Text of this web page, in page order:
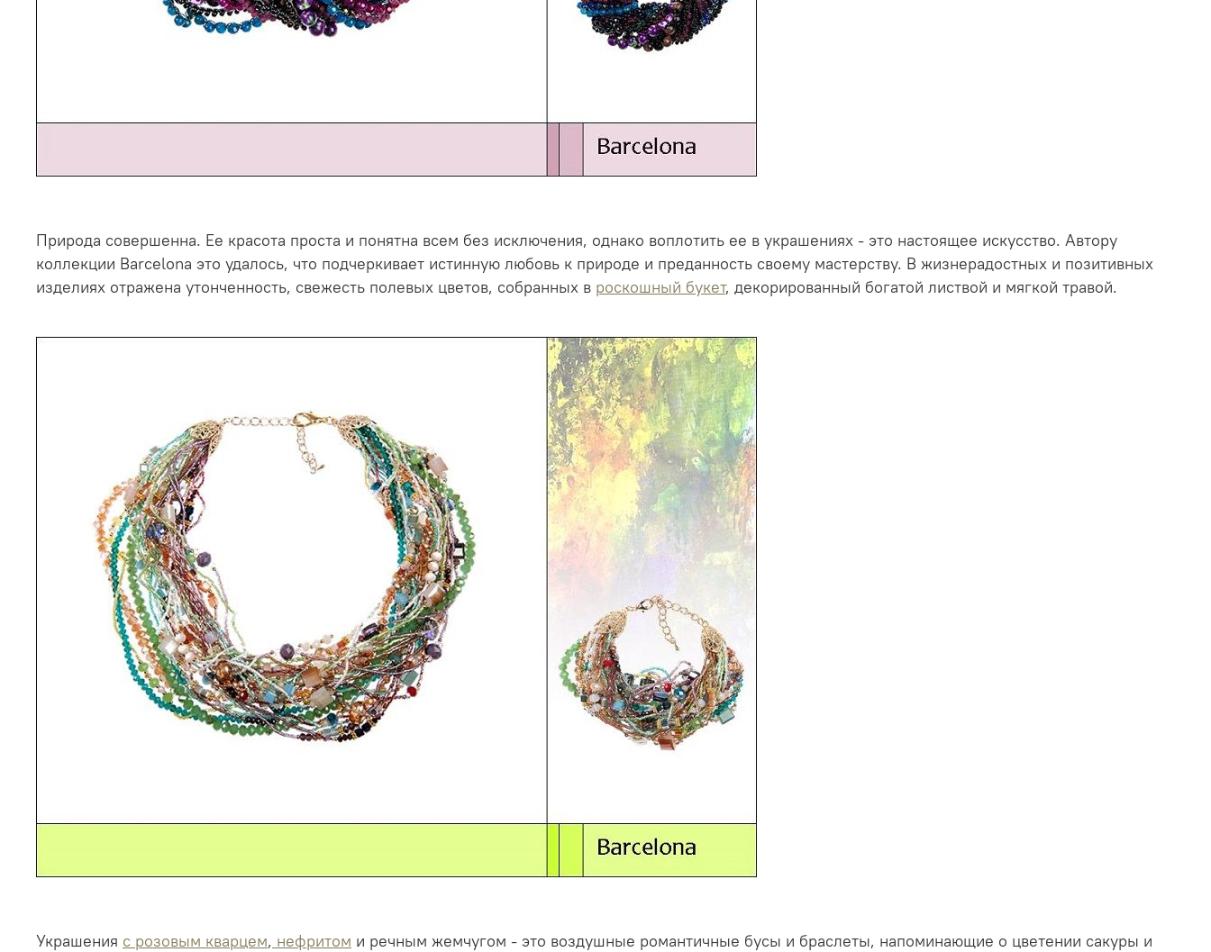
Природа совершенна. Ее красота проста и понятна всем без исключения, однако воплотить ее в украшениях - это настоящее искусство. Автору
коллекции Barcelona это удалось, что подчеркивает истинную любовь к природе и преданность своему мастерству. В жизнерадостных и позитивных
изделиях отражена утонченность, свежесть полевых цветов, собранных в роскошный букет, декорированный богатой листвой и мягкой травой.
Украшения с розовым кварцем, нефритом и речным жемчугом - это воздушные романтичные бусы и браслеты, напоминающие о цветении сакуры и